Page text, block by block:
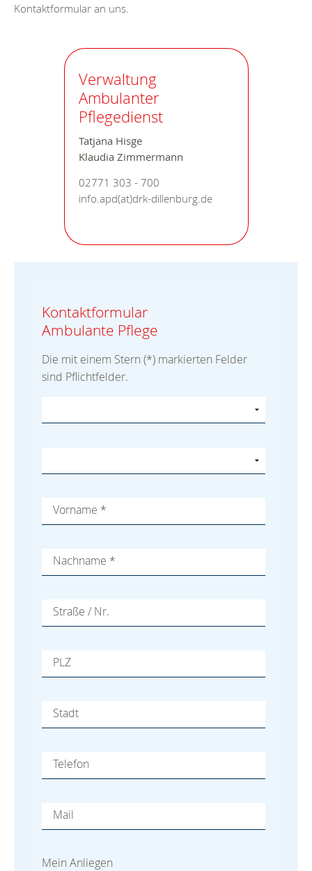
Kontaktformular an uns.
Verwaltung
Ambulanter
Pflegedienst
Tatjana Hisge
Klaudia Zimmermann
02771 303 - 700
info.apd(at)drk-dillenburg.de
Kontaktformular
Ambulante Pflege
Die mit einem Stern (*) markierten Felder
sind Pflichtfelder.
Vorname *
Nachname *
Straße / Nr.
PLZ
Stadt
Telefon
Mail
Mein Anliegen